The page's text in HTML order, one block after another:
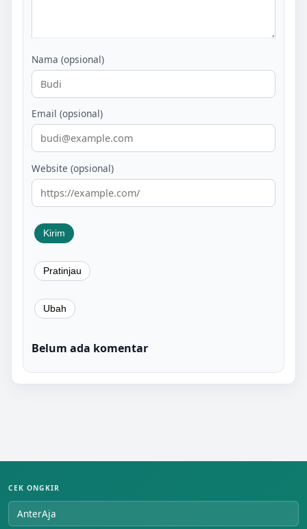
Nama (opsional)
Email (opsional)
Website (opsional)
Belum ada komentar
CEK ONGKIR
AnterAja